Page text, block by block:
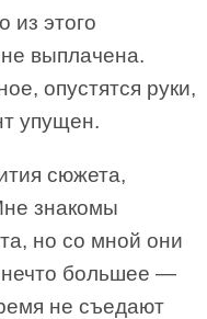
из этого
выплачена.
опустятся руки,
упущен.
сюжета,
знакомы
но со мной они
нечто большее —
не съедают